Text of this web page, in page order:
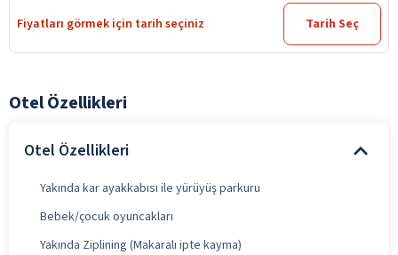
Fiyatları görmek için tarih seçiniz Tarih Seç
Otel Özellikleri
Otel Özellikleri
Yakında kar ayakkabısı ile yürüyüş parkuru
Bebek/çocuk oyuncakları
Yakında Ziplining (Makaralı ipte kayma)